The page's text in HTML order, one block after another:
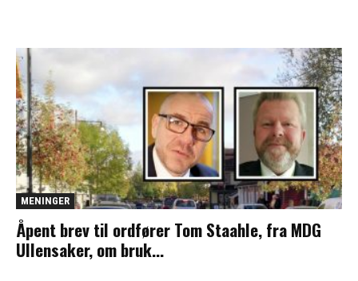
MENINGER
Åpent brev til ordfører Tom Staahle, fra MDG
Ullensaker, om bruk...